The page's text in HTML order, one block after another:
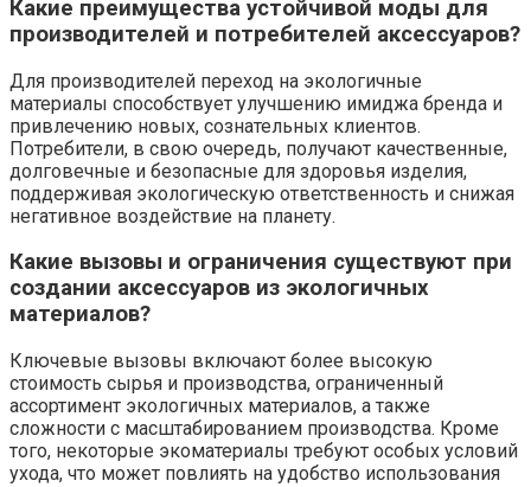
Какие преимущества устойчивой моды для
производителей и потребителей аксессуаров?
Для производителей переход на экологичные
материалы способствует улучшению имиджа бренда и
привлечению новых, сознательных клиентов.
Потребители, в свою очередь, получают качественные,
долговечные и безопасные для здоровья изделия,
поддерживая экологическую ответственность и снижая
негативное воздействие на планету.
Какие вызовы и ограничения существуют при
создании аксессуаров из экологичных
материалов?
Ключевые вызовы включают более высокую
стоимость сырья и производства, ограниченный
ассортимент экологичных материалов, а также
сложности с масштабированием производства. Кроме
того, некоторые экоматериалы требуют особых условий
ухода, что может повлиять на удобство использования